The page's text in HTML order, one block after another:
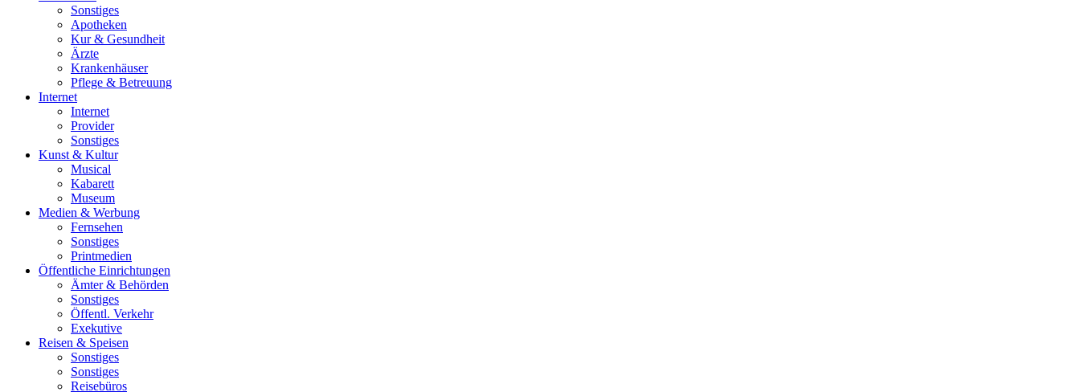
Sonstiges
Apotheken
Kur & Gesundheit
Ärzte
Krankenhäuser
Pflege & Betreuung
Internet
Internet
Provider
Sonstiges
Kunst & Kultur
Musical
Kabarett
Museum
Medien & Werbung
Fernsehen
Sonstiges
Printmedien
Öffentliche Einrichtungen
Ämter & Behörden
Sonstiges
Öffentl. Verkehr
Exekutive
Reisen & Speisen
Sonstiges
Sonstiges
Reisebüros